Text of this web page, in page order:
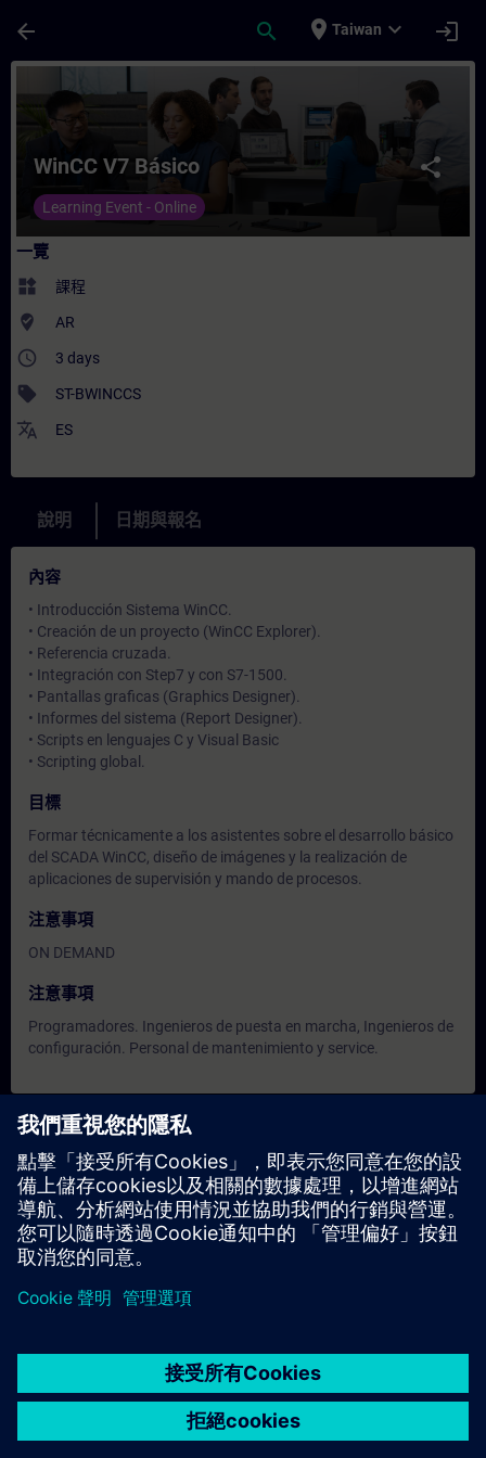
arrow_back search place Taiwan expand_more login
explore
課程 - WinCC V7 Básico - 培訓 - 培訓 - 專
share
WinCC V7 Básico
Learning Event - Online
一覽
widgets 課程
where_to_vote AR
access_time 3 days
sell ST-BWINCCS
translate ES
說明 日期與報名
內容
• Introducción Sistema WinCC.
• Creación de un proyecto (WinCC Explorer).
• Referencia cruzada.
• Integración con Step7 y con S7-1500.
• Pantallas graficas (Graphics Designer).
• Informes del sistema (Report Designer).
• Scripts en lenguajes C y Visual Basic
• Scripting global.
目標
Formar técnicamente a los asistentes sobre el desarrollo básico
del SCADA WinCC, diseño de imágenes y la realización de
aplicaciones de supervisión y mando de procesos.
注意事項
ON DEMAND
注意事項
Programadores. Ingenieros de puesta en marcha, Ingenieros de
configuración. Personal de mantenimiento y service.
目前沒有可用活動
請將您的姓名加入課程候補名單，一旦有新的開課日期，我們將
通知您。
啟用通知服務